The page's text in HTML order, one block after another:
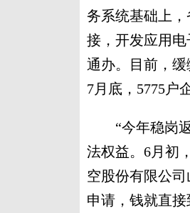
务系统基础上
接，开发应用
通办。目前，
7月底，5775户
“今年稳岗返
法权益。6月初
空股份有限公
申请，钱就直